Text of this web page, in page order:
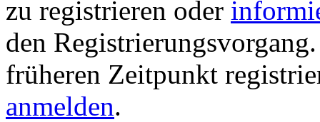
zu registrieren oder
den
früheren Zeitpunkt
anmelden.